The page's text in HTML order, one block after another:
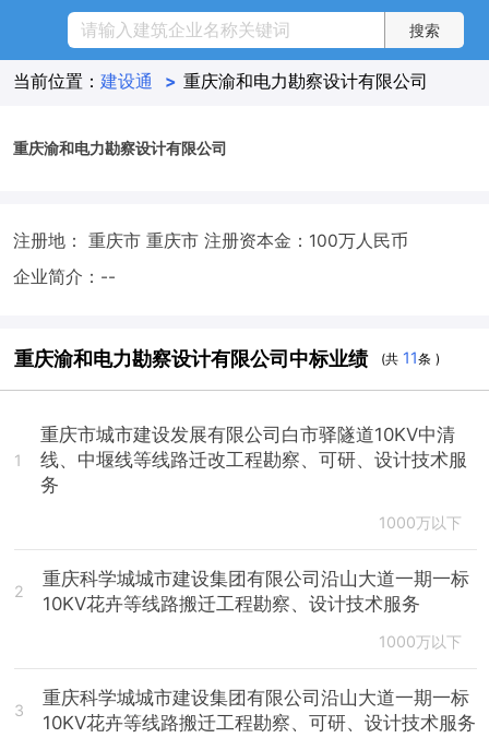
当前位置： 建设通 > 重庆渝和电力勘察设计有限公司
重庆渝和电力勘察设计有限公司
注册地： 重庆市 重庆市 注册资本金：100万人民币
企业简介：--
重庆渝和电力勘察设计有限公司中标业绩 (共 11条 )
1
重庆市城市建设发展有限公司白市驿隧道10KV中清
线、中堰线等线路迁改工程勘察、可研、设计技术服
务
1000万以下
2
重庆科学城城市建设集团有限公司沿山大道一期一标
10KV花卉等线路搬迁工程勘察、设计技术服务
1000万以下
3
重庆科学城城市建设集团有限公司沿山大道一期一标
10KV花卉等线路搬迁工程勘察、可研、设计技术服务